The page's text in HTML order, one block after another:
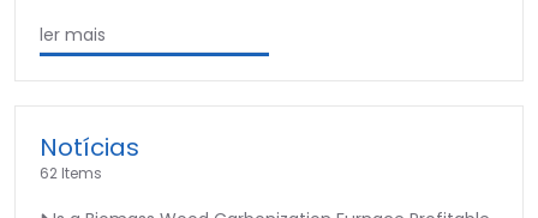
ler mais
Notícias
62 Items